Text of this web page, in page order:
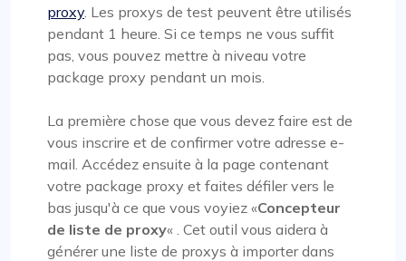
proxy. Les proxys de test peuvent être utilisés
pendant 1 heure. Si ce temps ne vous suffit
pas, vous pouvez mettre à niveau votre
package proxy pendant un mois.
La première chose que vous devez faire est de
vous inscrire et de confirmer votre adresse e-
mail. Accédez ensuite à la page contenant
votre package proxy et faites défiler vers le
bas jusqu'à ce que vous voyiez «Concepteur
de liste de proxy« . Cet outil vous aidera à
générer une liste de proxys à importer dans